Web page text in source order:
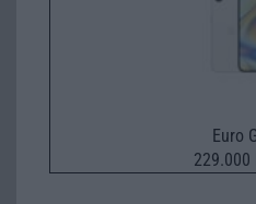
Euro
229.000